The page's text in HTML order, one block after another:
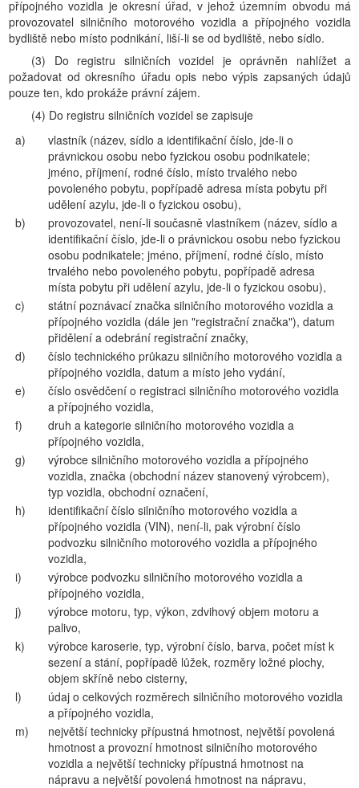
přípojného vozidla je okresní úřad, v jehož územním obvodu má
provozovatel silničního motorového vozidla a přípojného vozidla
bydliště nebo místo podnikání, liší-li se od bydliště, nebo sídlo.
(3) Do registru silničních vozidel je oprávněn nahlížet a
požadovat od okresního úřadu opis nebo výpis zapsaných údajů
pouze ten, kdo prokáže právní zájem.
(4) Do registru silničních vozidel se zapisuje
a)
vlastník (název, sídlo a identifikační číslo, jde-li o
právnickou osobu nebo fyzickou osobu podnikatele;
jméno, příjmení, rodné číslo, místo trvalého nebo
povoleného pobytu, popřípadě adresa místa pobytu při
udělení azylu, jde-li o fyzickou osobu),
b)
provozovatel, není-li současně vlastníkem (název, sídlo a
identifikační číslo, jde-li o právnickou osobu nebo fyzickou
osobu podnikatele; jméno, příjmení, rodné číslo, místo
trvalého nebo povoleného pobytu, popřípadě adresa
místa pobytu při udělení azylu, jde-li o fyzickou osobu),
c)
státní poznávací značka silničního motorového vozidla a
přípojného vozidla (dále jen "registrační značka"), datum
přidělení a odebrání registrační značky,
d)
číslo technického průkazu silničního motorového vozidla a
přípojného vozidla, datum a místo jeho vydání,
e)
číslo osvědčení o registraci silničního motorového vozidla
a přípojného vozidla,
f)
druh a kategorie silničního motorového vozidla a
přípojného vozidla,
g)
výrobce silničního motorového vozidla a přípojného
vozidla, značka (obchodní název stanovený výrobcem),
typ vozidla, obchodní označení,
h)
identifikační číslo silničního motorového vozidla a
přípojného vozidla (VIN), není-li, pak výrobní číslo
podvozku silničního motorového vozidla a přípojného
vozidla,
i)
výrobce podvozku silničního motorového vozidla a
přípojného vozidla,
j)
výrobce motoru, typ, výkon, zdvihový objem motoru a
palivo,
k)
výrobce karoserie, typ, výrobní číslo, barva, počet míst k
sezení a stání, popřípadě lůžek, rozměry ložné plochy,
objem skříně nebo cisterny,
l)
údaj o celkových rozměrech silničního motorového vozidla
a přípojného vozidla,
m)
největší technicky přípustná hmotnost, největší povolená
hmotnost a provozní hmotnost silničního motorového
vozidla a největší technicky přípustná hmotnost na
nápravu a největší povolená hmotnost na nápravu,